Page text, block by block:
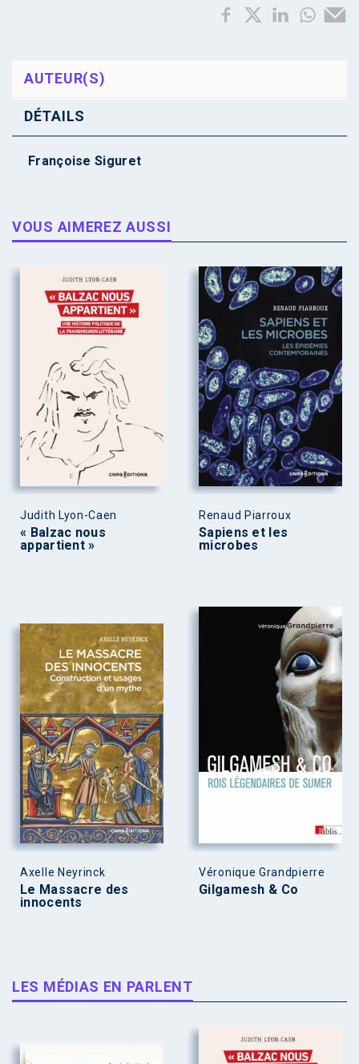
AUTEUR(S)
DÉTAILS
Françoise Siguret
VOUS AIMEREZ AUSSI
Judith Lyon-Caen
« Balzac nous
appartient »
Renaud Piarroux
Sapiens et les
microbes
Axelle Neyrinck
Le Massacre des
innocents
Véronique Grandpierre
Gilgamesh & Co
LES MÉDIAS EN PARLENT